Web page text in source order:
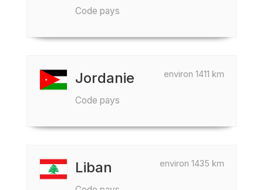
Code pays
environ 1411 km
Jordanie
Code pays
environ 1435 km
Liban